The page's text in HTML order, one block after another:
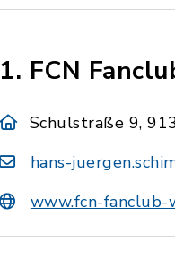
1. FCN
Schulstraße 9,
hans-
www.fcn-fanclub-